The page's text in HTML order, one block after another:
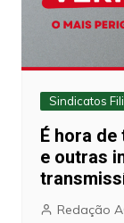
Sindicatos
É hora
e outras
Redação